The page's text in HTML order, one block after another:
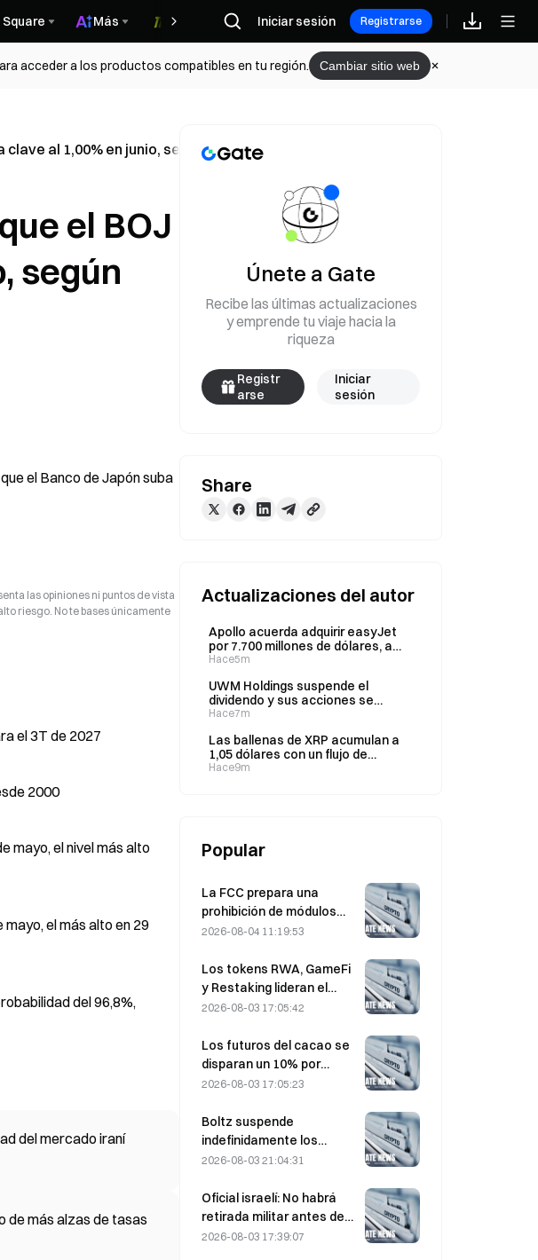
Square Más Recompensas
Iniciar sesión Registrarse
acceder a los productos compatibles en tu región. Cambiar sitio web
al 1,00% en junio, según muestra una encuesta de Reuters
el BOJ
según
el Banco de Japón suba
las opiniones ni puntos de vista
riesgo. No te bases únicamente
el 3T de 2027
2000
mayo, el nivel más alto
el más alto en 29
del 96,8%,
del mercado iraní
de más alzas de tasas
Únete a Gate
Recibe las últimas actualizaciones
y emprende tu viaje hacia la
riqueza
Registr
arse
Iniciar
sesión
Share
Actualizaciones del autor
Apollo acuerda adquirir easyJet
por 7.700 millones de dólares, a
7,15 libras por acción
Hace5m
UWM Holdings suspende el
dividendo y sus acciones se
desploman un 49% tras una
Hace7m
Las ballenas de XRP acumulan a
1,05 dólares con un flujo de
órdenes neutral, según datos de
Hace9m
Popular
La FCC prepara una
prohibición de módulos
ópticos chinos para
se enfrenta a un impacto
del 27% en su cuota de
mercado
2026-08-04 11:19:53
Los tokens RWA, GameFi
y Restaking lideran el
rendimiento del mercado
2026-08-03 17:05:42
Los futuros del cacao se
disparan un 10% por
preocupaciones sobre el
los 6.000 dólares la
tonelada
2026-08-03 17:05:23
Boltz suspende
indefinidamente los
servicios de su puente de
asistidos por IA
2026-08-03 21:04:31
Oficial israelí: No habrá
retirada militar antes de
que Hamás se desarme
2026-08-03 17:39:07